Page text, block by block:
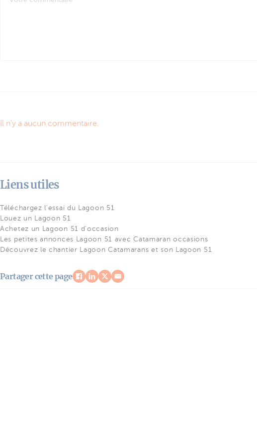
Il n'y a aucun commentaire.
Liens utiles
Téléchargez l'essai du Lagoon 51
Louez un Lagoon 51
Achetez un Lagoon 51 d'occasion
Les petites annonces Lagoon 51 avec Catamaran occasions
Découvrez le chantier Lagoon Catamarans et son Lagoon 51
Partager cette page